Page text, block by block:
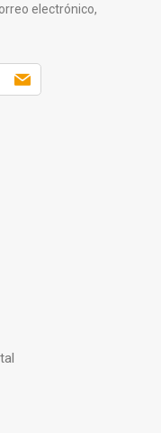
electrónico,